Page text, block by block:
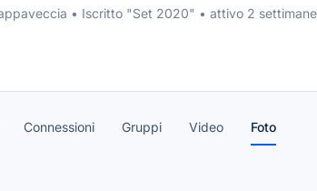
• Iscritto "Set 2020" • attivo 2
Connessioni Gruppi Video Foto